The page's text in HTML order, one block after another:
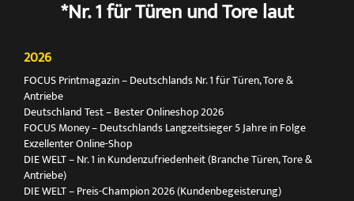
*Nr. 1 für Türen und Tore laut
2026
FOCUS Printmagazin – Deutschlands Nr. 1 für Türen, Tore &
Antriebe
Deutschland Test – Bester Onlineshop 2026
FOCUS Money – Deutschlands Langzeitsieger 5 Jahre in Folge
Exzellenter Online-Shop
DIE WELT – Nr. 1 in Kundenzufriedenheit (Branche Türen, Tore &
Antriebe)
DIE WELT – Preis-Champion 2026 (Kundenbegeisterung)